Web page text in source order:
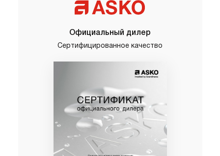
Официальный дилер
Сертифицированное качество